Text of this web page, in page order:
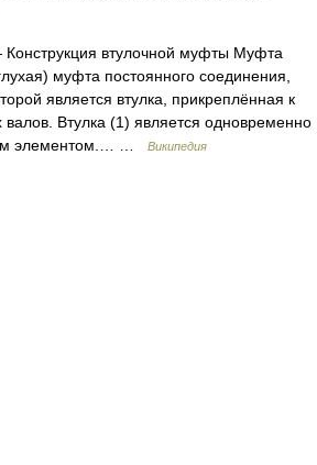
втулочной муфты Муфта
муфта постоянного соединения,
является втулка, прикреплённая к
Втулка (1) является одновременно
элементом.… …
Википедия